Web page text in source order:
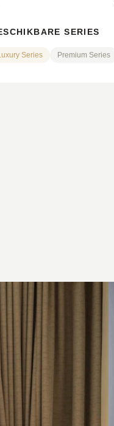
SERIES
Series Premium Series